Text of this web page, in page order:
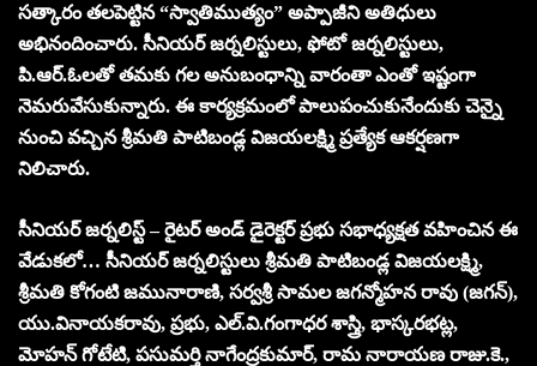
సత్కారం తలపెట్టిన “స్వాతిముత్యం” అప్పాజీని అతిధులు
అభినందించారు. సీనియర్ జర్నలిస్టులు, ఫోటో జర్నలిస్టులు,
పి.ఆర్.ఓలతో తమకు గల అనుబంధాన్ని వారంతా ఎంతో ఇష్టంగా
నెమరువేసుకున్నారు. ఈ కార్యక్రమంలో పాలుపంచుకునేందుకు చెన్నై
నుంచి వచ్చిన శ్రీమతి పాటిబండ్ల విజయలక్ష్మి ప్రత్యేక ఆకర్షణగా
నిలిచారు.
సీనియర్ జర్నలిస్ట్ – రైటర్ అండ్ డైరెక్టర్ ప్రభు సభాధ్యక్షత వహించిన ఈ
వేడుకలో… సీనియర్ జర్నలిస్టులు శ్రీమతి పాటిబండ్ల విజయలక్ష్మి,
శ్రీమతి కోగంటి జమునారాణి, సర్వశ్రీ సామల జగన్మోహన రావు (జగన్),
యు.వినాయకరావు, ప్రభు, ఎల్.వి.గంగాధర శాస్త్రి, భాస్కరభట్ల,
మోహన్ గోటేటి, పసుమర్తి నాగేంద్రకుమార్, రామ నారాయణ రాజు.కె.,